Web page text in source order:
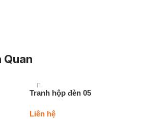
Quan
Tranh hộp đèn 05
Liên hệ